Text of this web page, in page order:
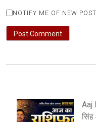
NOTIFY ME OF NEW
Aaj
सिंह